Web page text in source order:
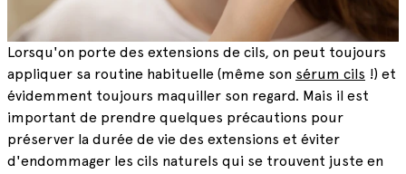
Lorsqu'on porte des extensions de cils, on peut toujours
appliquer sa routine habituelle (même son sérum cils !) et
évidemment toujours maquiller son regard. Mais il est
important de prendre quelques précautions pour
préserver la durée de vie des extensions et éviter
d'endommager les cils naturels qui se trouvent juste en